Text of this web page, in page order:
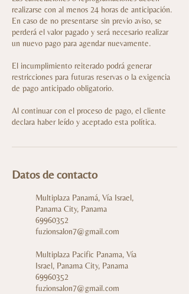
realizarse con al menos 24 horas de anticipación.
En caso de no presentarse sin previo aviso, se
perderá el valor pagado y será necesario realizar
un nuevo pago para agendar nuevamente.
El incumplimiento reiterado podrá generar
restricciones para futuras reservas o la exigencia
de pago anticipado obligatorio.
Al continuar con el proceso de pago, el cliente
declara haber leído y aceptado esta política.
Datos de contacto
Multiplaza Panamá, Vía Israel,
Panama City, Panama
69960352
fuzionsalon7@gmail.com
Multiplaza Pacific Panama, Vía
Israel, Panama City, Panama
69960352
fuzionsalon7@gmail.com